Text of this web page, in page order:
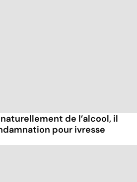
de l’alcool, il
pour ivresse